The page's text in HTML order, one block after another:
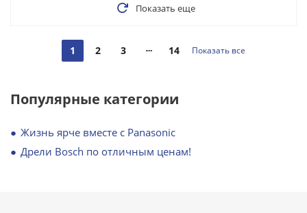
Показать еще
1 2 3 14 Показать все
Популярные категории
Жизнь ярче вместе с Panasonic
Дрели Bosch по отличным ценам!